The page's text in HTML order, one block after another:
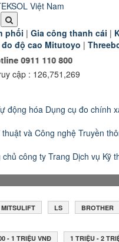
phối | Gia công thanh cái |
độ cao Mitutoyo |
800
cập : 126,751,269
động hóa Dụng cụ đo chính
thuật và Công nghệTruyền
chủ công ty Trang Dịch vụ Kỹ
MITSULIFT LS BROTHER
- 1 TRIỆU VNĐ 1 TRIỆU - 2